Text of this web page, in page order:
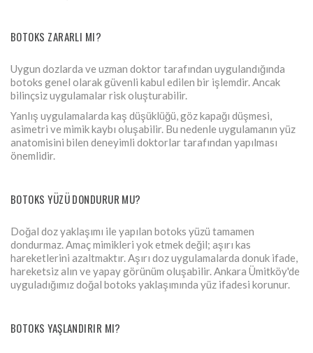
BOTOKS ZARARLI MI?
Uygun dozlarda ve uzman doktor tarafından uygulandığında
botoks genel olarak güvenli kabul edilen bir işlemdir. Ancak
bilinçsiz uygulamalar risk oluşturabilir.
Yanlış uygulamalarda kaş düşüklüğü, göz kapağı düşmesi,
asimetri ve mimik kaybı oluşabilir. Bu nedenle uygulamanın yüz
anatomisini bilen deneyimli doktorlar tarafından yapılması
önemlidir.
BOTOKS YÜZÜ DONDURUR MU?
Doğal doz yaklaşımı ile yapılan botoks yüzü tamamen
dondurmaz. Amaç mimikleri yok etmek değil; aşırı kas
hareketlerini azaltmaktır. Aşırı doz uygulamalarda donuk ifade,
hareketsiz alın ve yapay görünüm oluşabilir. Ankara Ümitköy'de
uyguladığımız doğal botoks yaklaşımında yüz ifadesi korunur.
BOTOKS YAŞLANDIRIR MI?